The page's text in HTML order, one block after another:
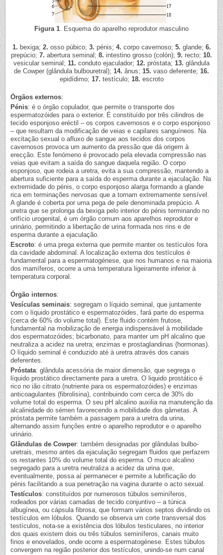
Figura 1. Esquema do aparelho reprodutor masculino
1. bexiga; 2. osso púbico; 3. pénis; 4. corpo cavernoso; 5. glande; 6.
prepúcio; 7. abertura seminal; 8. intestino grosso (colón); 9. recto; 10.
vesicular seminal; 11. conduto ejaculador; 12. próstata; 13. glândula
de Cowper (glândula bulbouretral); 14. ânus; 15. vaso deferente; 16.
epidídimo; 17. testículo; 18. escroto
Órgãos externos:
Pénis: é o órgão copulador, que permite o transporte dos
espermatozóides para o exterior. É constituído por três cilindros de
tecido esponjoso eréctil – os corpos cavernosos e o corpo esponjoso
– que resultam da modificação de veias e capilares sanguíneos. Na
excitação sexual o afluxo de sangue aos tecidos dos corpos
cavernosos provoca um aumento da pressão que dá origem à
erecção. Este fenómeno é provocado pela elevada compressão nas
veias que evitam a saída do sangue daquela região. O corpo
esponjoso, que rodeia a uretra, evita a sua compressão, mantendo a
abertura suficiente para a saída do esperma durante a ejaculação. Na
extremidade do pénis, o corpo esponjoso alarga formando a glande
rica em terminações nervosas que a tornam extremamente sensível.
A glande é coberta por uma pega de pele denominada prepúcio. A
uretra que se prolonga da bexiga pelo interior do pénis terminando no
orifício urogenital, é um órgão comum aos aparelhos reprodutor e
urinário, permitindo a libertação de urina formada nos rins e de
esperma durante a ejaculação.
Escroto: é uma prega externa que permite manter os testículos fora
da cavidade abdominal. A localização externa dos testículos é
fundamental para a espermatogénese, que nos humanos e na maioria
dos mamíferos, ocorre a uma temperatura ligeiramente inferior à
temperatura corporal.
Órgão internos:
Vesículas seminais: segregam o líquido seminal, que juntamente
com o líquido prostático e espermatozóides, fará parte do esperma
(cerca de 60% do volume total). Este fluido contém frutose,
fundamental na mobilização de energia indispensável à mobilidade
dos espermatozóides; bicarbonato, para manter um pH alcalino que
neutraliza a acidez na uretra; enzimas e prostaglandinas (hormonas).
O líquido seminal é conduzido até à uretra através dos canais
deferentes.
Próstata: glândula acessória de maior dimensão, que segrega o
líquido prostático directamente para a uretra. O liquido prostático é
rico no ião citrato (nutriente para os espermatozóides) e enzimas
anticoagulantes (fibrolisina), contribuindo com cerca de 30% do
volume total do esperma. O seu pH alcalino auxilia na manutenção da
alcalinidade do sémen favorecendo a mobilidade dos gâmetas. A
próstata permite também a passagem para a uretra da urina,
alternando assim funções entre o aparelho reprodutor e o aparelho
urinário.
Glândulas de Cowper: também designadas por glândulas bulbo-
uretrais, mesmo antes da ejaculação segregam fluidos que perfazem
os restantes 10% do volume total do esperma. O muco alcalino
segregado para a uretra neutraliza a acidez da urina que,
eventualmente, possa aí permanecer e permite a lubrificação do
pénis facilitando a sua penetração na vagina durante o acto sexual.
Testículos: constituídos por numerosos túbulos seminíferos,
rodeados por várias camadas de tecido conjuntivo – a túnica
albugínea, ou cápsula fibrosa, que formam vários septos dividindo os
testículos em lóbulos. Quando se observa um corte transversal dos
testículos, nota-se a existência dos lóbulos testiculares, no interior
dos quais existem dois ou três túbulos seminíferos, canais muito
finos e enovelados, onde ocorre a espermatogénese. Estes túbulos
convergem na região posterior dos testículos, unindo-se num canal